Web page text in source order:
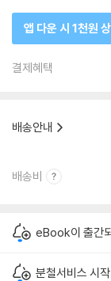
앱 다운 시 1천원
결제혜택
배송안내
배송비
eBook이 출간
분철서비스 시